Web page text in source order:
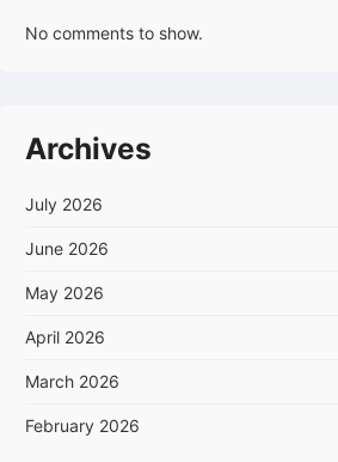
No comments to show.
Archives
July 2026
June 2026
May 2026
April 2026
March 2026
February 2026